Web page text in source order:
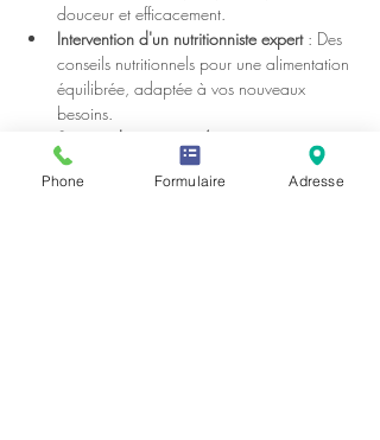
douceur et efficacement.
Intervention d'un nutritionniste expert : Des
conseils nutritionnels pour une alimentation
équilibrée, adaptée à vos nouveaux
besoins.
Session de questions/réponses
toutes vos questions et partagez vos
expériences.
Phone Formulaire Adresse